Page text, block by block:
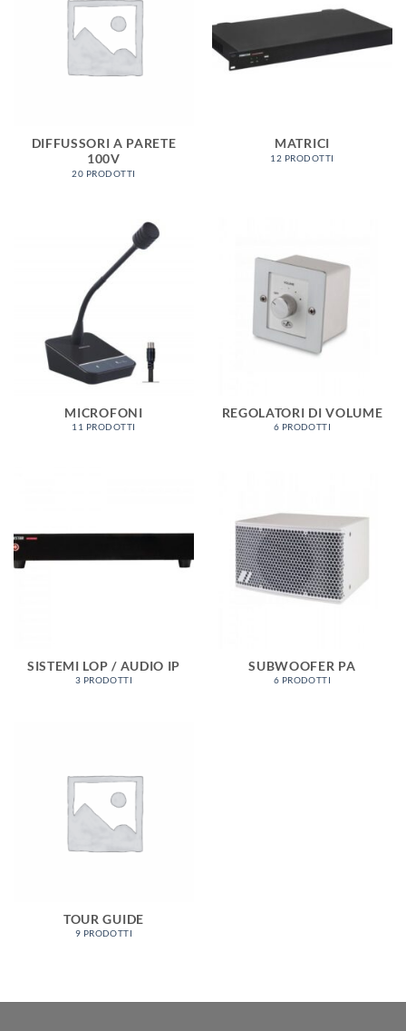
DIFFUSSORI A PARETE
100V
20 PRODOTTI
MATRICI
12 PRODOTTI
MICROFONI
11 PRODOTTI
REGOLATORI DI VOLUME
6 PRODOTTI
SISTEMI LOP / AUDIO IP
3 PRODOTTI
SUBWOOFER PA
6 PRODOTTI
TOUR GUIDE
9 PRODOTTI